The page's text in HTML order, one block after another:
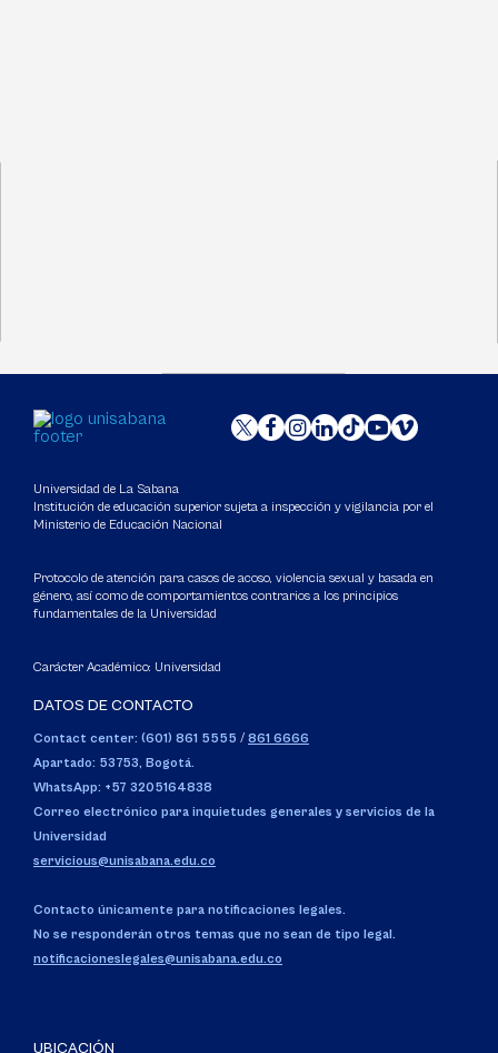
Universidad de La Sabana
Institución de educación superior sujeta a inspección y vigilancia por el
Ministerio de Educación Nacional
Protocolo de atención para casos de acoso, violencia sexual y basada en
género, así como de comportamientos contrarios a los principios
fundamentales de la Universidad
Carácter Académico: Universidad
DATOS DE CONTACTO
Contact center: (601) 861 5555 / 861 6666
Apartado: 53753, Bogotá.
WhatsApp: +57 3205164838
Correo electrónico para inquietudes generales y servicios de la
Universidad
servicious@unisabana.edu.co
Contacto únicamente para notificaciones legales.
No se responderán otros temas que no sean de tipo legal.
notificacioneslegales@unisabana.edu.co
UBICACIÓN